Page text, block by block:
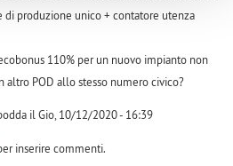
di produzione unico + contatore utenza
110% per un nuovo impianto non
altro POD allo stesso numero civico?
il Gio, 10/12/2020 - 16:39
inserire commenti.